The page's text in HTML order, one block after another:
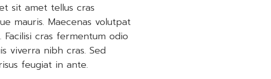
sit amet tellus cras
mauris. Maecenas volutpat
cras fermentum odio
viverra nibh cras. Sed
feugiat in ante.